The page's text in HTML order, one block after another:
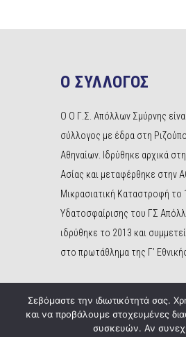
Ο ΣΥΛΛΟΓΟΣ
Ο Ο Γ.Σ. Απόλλων Σμύρνης
σύλλογος με έδρα στη
Αθηναίων. Ιδρύθηκε αρχικά
Ασίας και μεταφέρθηκε στην
Μικρασιατική Καταστροφή το
Υδατοσφαίρισης του ΓΣ
ιδρύθηκε το 2013 και
στο πρωτάθλημα της Γ’
Σεβόμαστε την ιδιωτικότητά σας.
και να προβάλουμε στοχευμένες
συσκευών. Αν